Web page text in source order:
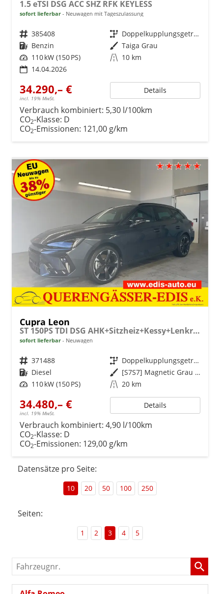
1.5 eTSI DSG ACC SHZ RFK KEYLESS
sofort lieferbar Neuwagen mit Tageszulassung
Fahrzeugnr. 385408 Getriebe
Doppelkupplungsgetriebe (DSG)
Kraftstoff Benzin Außenfarbe Taiga Grau
Leistung 110 kW (150 PS) Kilometerstand 10 km
14.04.2026
34.290,– €
incl. 19% MwSt.
Details
Verbrauch kombiniert: 5,30 l/100km
CO2-Klasse: D
CO2-Emissionen: 121,00 g/km
Cupra Leon
ST 150PS TDI DSG AHK+Sitzheiz+Kessy+Lenkradheiz+eHeck+Kamera+Alu18
sofort lieferbar Neuwagen
Fahrzeugnr. 371488 Getriebe
Doppelkupplungsgetriebe (DSG)
Kraftstoff Diesel Außenfarbe
[S7S7] Magnetic Grau Metallic
Leistung 110 kW (150 PS) Kilometerstand 20 km
34.480,– €
incl. 19% MwSt.
Details
Verbrauch kombiniert: 4,90 l/100km
CO2-Klasse: D
CO2-Emissionen: 129,00 g/km
Datensätze pro Seite:
10 20 50 100 250
Seiten:
1 2 3 4 5
Fahrzeugnr.